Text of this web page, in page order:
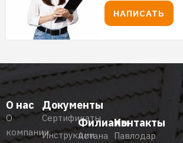
НАПИСАТЬ
О нас
О
компании
Документы
Сертификаты
Инструкции
Филиалы
Астана
Контакты
Павлодар